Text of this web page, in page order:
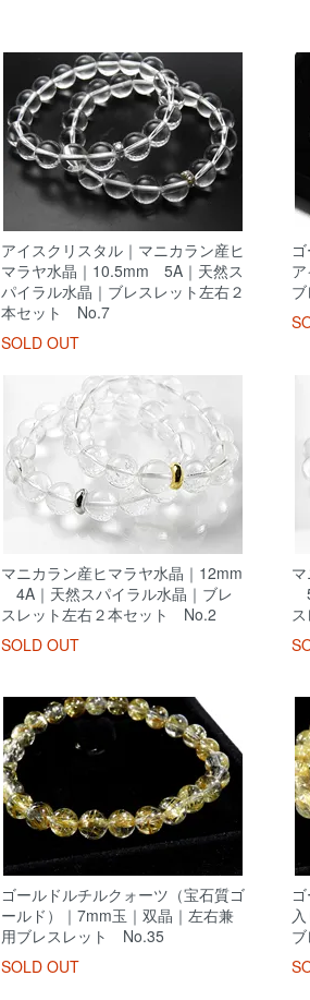
アイスクリスタル｜マニカラン産ヒ
マラヤ水晶｜10.5mm 5A｜天然ス
パイラル水晶｜ブレスレット左右２
本セット No.7
SOLD OUT
マニカラン産ヒマラヤ水晶｜12mm
4A｜天然スパイラル水晶｜ブレ
スレット左右２本セット No.2
SOLD OUT
ゴールドルチルクォーツ（宝石質ゴ
ールド）｜7mm玉｜双晶｜左右兼
用ブレスレット No.35
SOLD OUT